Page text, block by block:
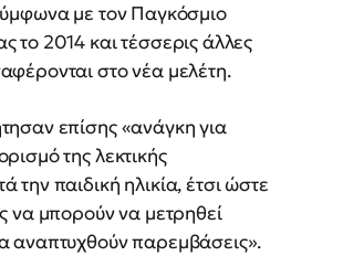
με τον Παγκόσμιο
το 2014 και τέσσερις άλλες
στο νέα μελέτη.
επίσης «ανάγκη για
της λεκτικής
την παιδική ηλικία, έτσι ώστε
να μπορούν να μετρηθεί
αναπτυχθούν παρεμβάσεις».